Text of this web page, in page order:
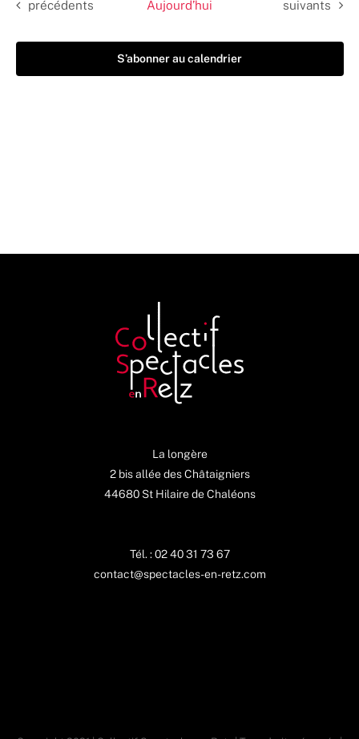
Évènements
précédents Aujourd’hui Évènements
suivants
S’abonner au calendrier
La longère
2 bis allée des Châtaigniers
44680 St Hilaire de Chaléons
Tél. : 02 40 31 73 67
contact@spectacles-en-retz.com